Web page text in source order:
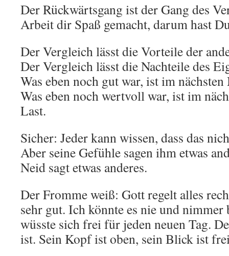
Der Rückwärtsgang ist der Gang des
Arbeit dir Spaß gemacht, darum hast
Der Vergleich lässt die Vorteile der
Der Vergleich lässt die Nachteile des
Was eben noch gut war, ist im
Was eben noch wertvoll war, ist im
Last.
Sicher: Jeder kann wissen, dass das
Aber seine Gefühle sagen ihm etwas
Neid sagt etwas anderes.
Der Fromme weiß: Gott regelt alles
sehr gut. Ich könnte es nie und nimmer
wüsste sich frei für jeden neuen Tag.
ist. Sein Kopf ist oben, sein Blick ist